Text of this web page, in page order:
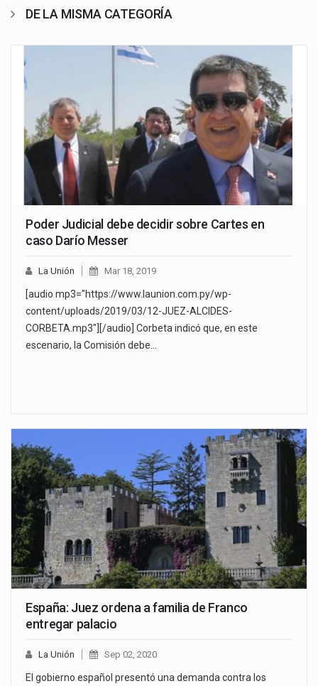
DE LA MISMA CATEGORÍA
Poder Judicial debe decidir sobre Cartes en
caso Darío Messer
La Unión Mar 18, 2019
[audio mp3="https://www.launion.com.py/wp-
content/uploads/2019/03/12-JUEZ-ALCIDES-
CORBETA.mp3"][/audio] Corbeta indicó que, en este
escenario, la Comisión debe…
España: Juez ordena a familia de Franco
entregar palacio
La Unión Sep 02, 2020
El gobierno español presentó una demanda contra los